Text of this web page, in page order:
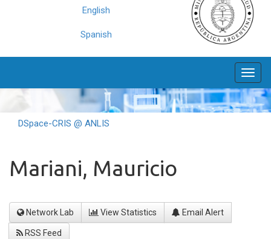
English
Spanish
DSpace-CRIS @ ANLIS
Mariani, Mauricio
Network Lab View Statistics Email Alert
RSS Feed